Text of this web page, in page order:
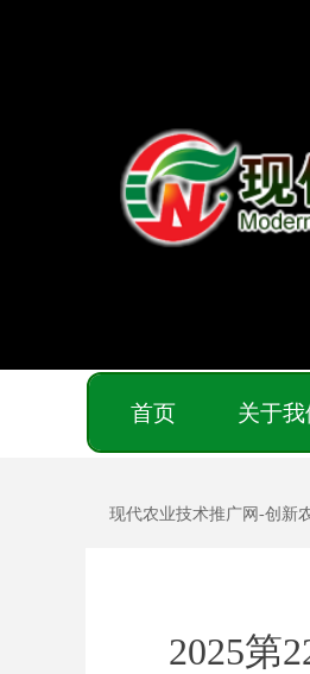
首页 关于我
2025第
现代农业技术推广网-创新